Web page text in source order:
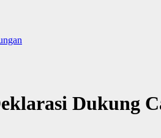
Dukung